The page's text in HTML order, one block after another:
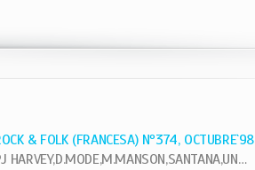
& FOLK (FRANCESA) Nº374, OCTUBRE`98
PJ HARVEY,D.MODE,M.MANSON,SANTANA,UNKLE